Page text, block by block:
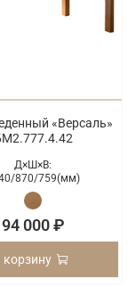
«Версаль»
Д×Ш×В:
870/759(мм)
94 000 ₽
корзину